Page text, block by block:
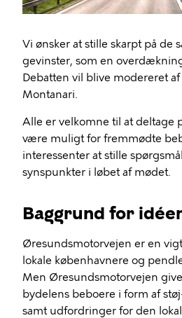
Vi ønsker at stille skarpt på de
gevinster, som en
Debatten vil blive modereret
Montanari.
Alle er velkomne til at deltage
være muligt for fremmødte
interessenter at stille
synspunkter i løbet af mødet.
Baggrund for
Øresundsmotorvejen er en
lokale københavnere og
Men Øresundsmotorvejen
bydelens beboere i form af
samt udfordringer for den